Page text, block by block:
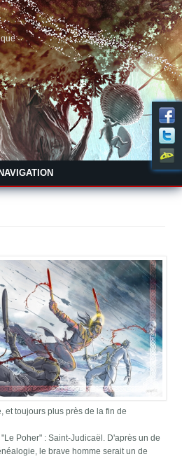
NAVIGATION
et toujours plus près de la fin de
Poher" : Saint-Judicaël. D'après un de
le brave homme serait un de